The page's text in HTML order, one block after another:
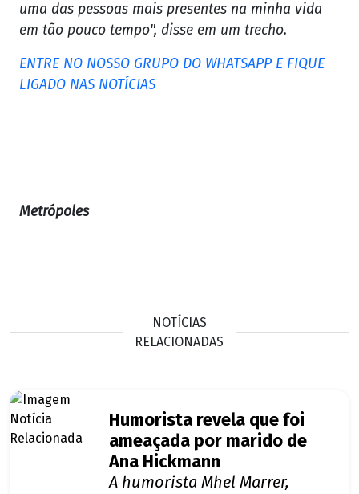
uma das pessoas mais presentes na minha vida
em tão pouco tempo", disse em um trecho.
ENTRE NO NOSSO GRUPO DO WHATSAPP E FIQUE
LIGADO NAS NOTÍCIAS
Metrópoles
NOTÍCIAS
RELACIONADAS
Humorista revela que foi
ameaçada por marido de
Ana Hickmann
A humorista Mhel Marrer,